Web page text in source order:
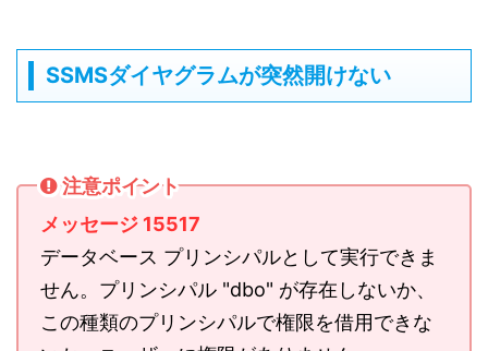
SSMSダイヤグラムが突然開けない
注意ポイント
メッセージ 15517
データベース プリンシパルとして実行できま
せん。プリンシパル "dbo" が存在しないか、
この種類のプリンシパルで権限を借用できな